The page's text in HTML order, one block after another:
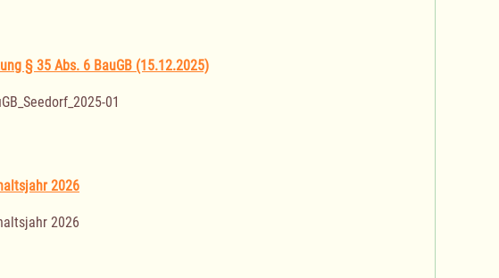
§ 35 Abs. 6 BauGB (15.12.2025)
01
2026
2026